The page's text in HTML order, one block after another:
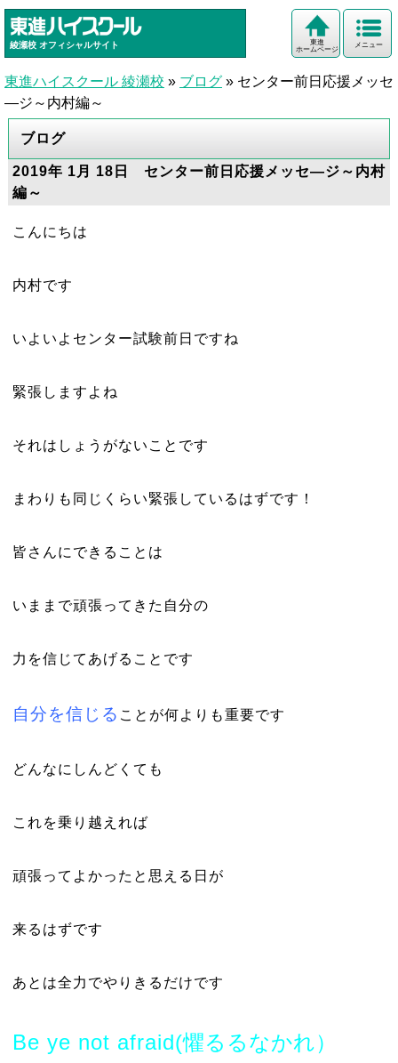
綾瀬校 オフィシャルサイト メニュー
東進
ホームページ
東進ハイスクール 綾瀬校 » ブログ » センター前日応援メッセ
―ジ～内村編～
ブログ
2019年 1月 18日 センター前日応援メッセ―ジ～内村
編～
こんにちは
内村です
いよいよセンター試験前日ですね
緊張しますよね
それはしょうがないことです
まわりも同じくらい緊張しているはずです！
皆さんにできることは
いままで頑張ってきた自分の
力を信じてあげることです
自分を信じる ことが何よりも重要です
どんなにしんどくても
これを乗り越えれば
頑張ってよかったと思える日が
来るはずです
あとは全力でやりきるだけです
Be ye not afraid(懼るるなかれ）